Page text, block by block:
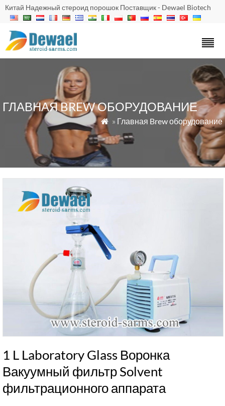
Китай Надежный стероид порошок Поставщик - Dewael Biotech
ГЛАВНАЯ BREW ОБОРУДОВАНИЕ
 » Главная Brew оборудование
1 L Laboratory Glass Воронка
Вакуумный фильтр Solvent
фильтрационного аппарата